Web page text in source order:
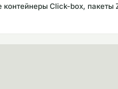
Click-box, пакеты